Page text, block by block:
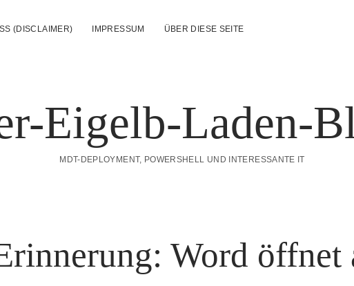
(DISCLAIMER) IMPRESSUM ÜBER DIESE SEITE
Eigelb-Laden-
MDT-DEPLOYMENT, POWERSHELL UND INTERESSANTE IT
Word öffnet